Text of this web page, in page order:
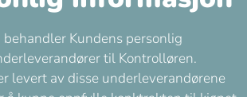
Kundens personlig
til Kontrolløren.
levert av disse underleverandørene